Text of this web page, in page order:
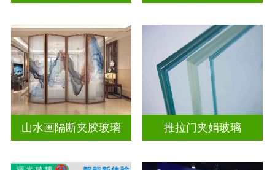
山水画隔断夹胶玻璃 推拉门夹娟玻璃